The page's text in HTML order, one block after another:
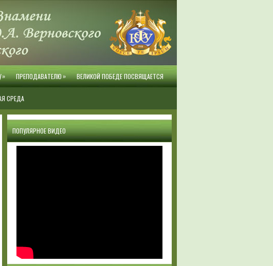
» ПРЕПОДАВАТЕЛЮ» ВЕЛИКОЙ ПОБЕДЕ ПОСВЯЩАЕТСЯ
СРЕДА
ПОПУЛЯРНОЕ ВИДЕО